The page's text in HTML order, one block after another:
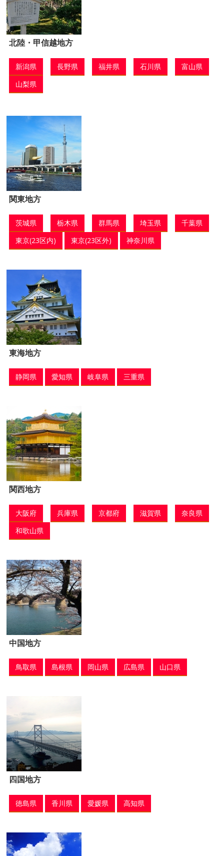
北陸・甲信越地方
新潟県 長野県 福井県 石川県
富山県
山梨県
関東地方
茨城県 栃木県 群馬県 埼玉県
千葉県
東京(23区内)
東京(23区外) 神奈川県
東海地方
静岡県 愛知県 岐阜県 三重県
関西地方
大阪府 兵庫県 京都府 滋賀県
奈良県
和歌山県
中国地方
鳥取県 島根県 岡山県 広島県 山口県
四国地方
徳島県 香川県 愛媛県 高知県